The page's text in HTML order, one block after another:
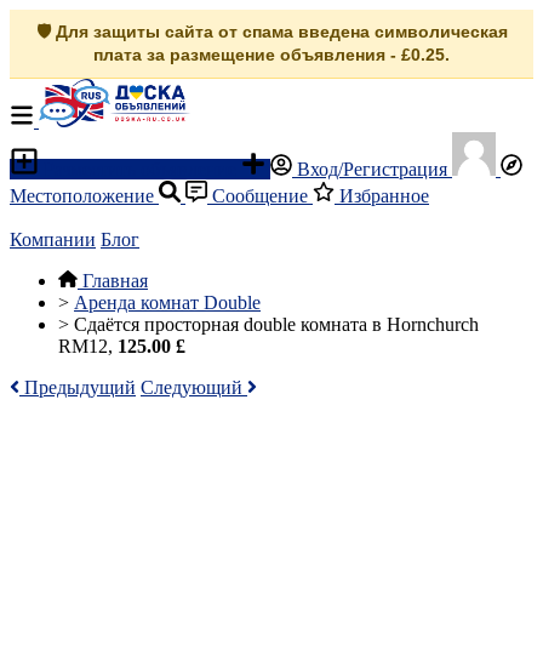
🛡️ Для защиты сайта от спама введена символическая
плата за размещение объявления - £0.25.
Вход/Регистрация
Местоположение
Сообщение Избранное
Компании Блог
Главная
> Аренда комнат Double
> Сдаётся просторная double комната в Hornchurch
RM12, 125.00 £
Предыдущий Следующий